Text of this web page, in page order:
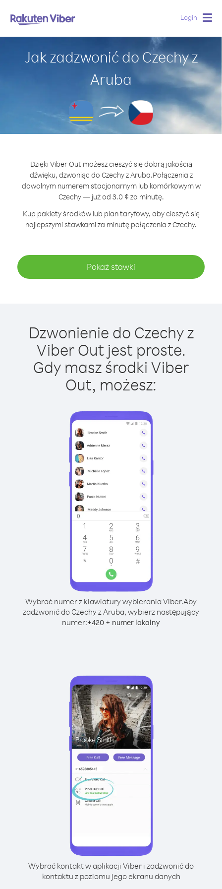
Login
Jak zadzwonić do Czechy z
Aruba
Dzięki Viber Out możesz cieszyć się dobrą jakością
dźwięku, dzwoniąc do Czechy z Aruba.Połączenia z
dowolnym numerem stacjonarnym lub komórkowym w
Czechy — już od 3.0 ¢ za minutę.
Kup pakiety środków lub plan taryfowy, aby cieszyć się
najlepszymi stawkami za minutę połączenia z Czechy.
Pokaż stawki
Dzwonienie do Czechy z
Viber Out jest proste.
Gdy masz środki Viber
Out, możesz:
Wybrać numer z klawiatury wybierania Viber.Aby
zadzwonić do Czechy z Aruba, wybierz następujący
numer:+420 + numer lokalny
Wybrać kontakt w aplikacji Viber i zadzwonić do
kontaktu z poziomu jego ekranu danych